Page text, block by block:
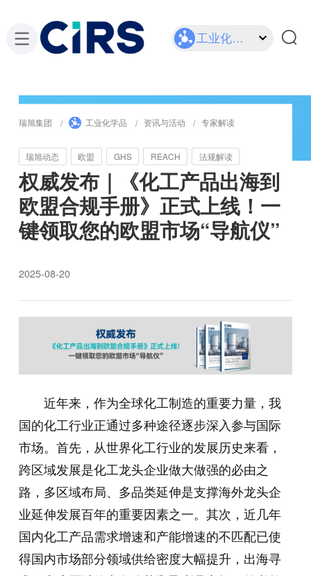
工业化学品
瑞旭集团 工业化学品 资讯与活动 专家解读
瑞旭动态 欧盟 GHS REACH 法规解读
权威发布｜《化工产品出海到
欧盟合规手册》正式上线！一
键领取您的欧盟市场“导航仪”
2025-08-20
近年来，作为全球化工制造的重要力量，我
国的化工行业正通过多种途径逐步深入参与国际
市场。首先，从世界化工行业的发展历史来看，
跨区域发展是化工龙头企业做大做强的必由之
路，多区域布局、多品类延伸是支撑海外龙头企
业延伸发展百年的重要因素之一。其次，近几年
国内化工产品需求增速和产能增速的不匹配已使
得国内市场部分领域供给密度大幅提升，出海寻